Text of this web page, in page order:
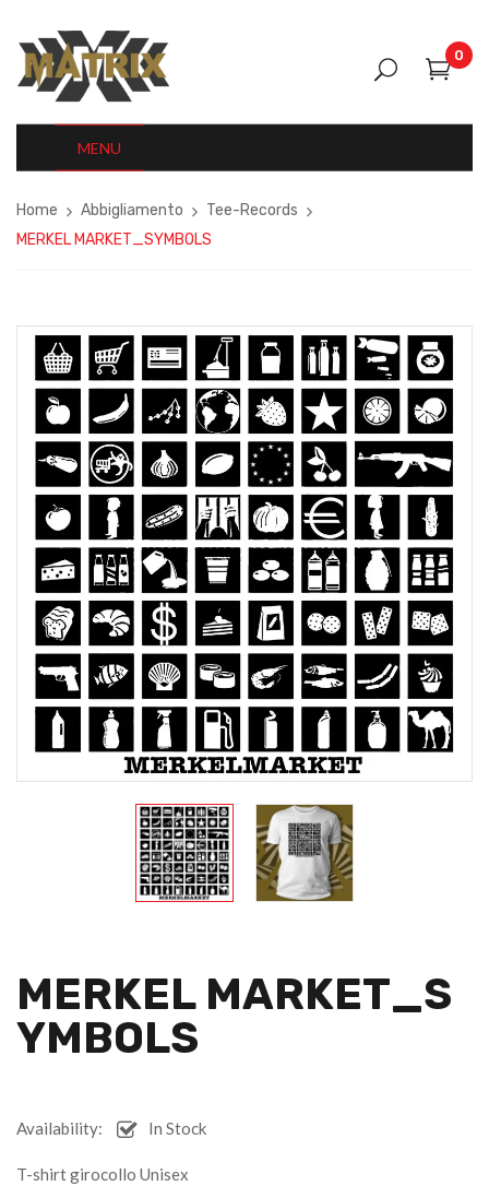
0
MENU
Home Abbigliamento
Tee-Records
MERKEL MARKET_SYMBOLS
MERKEL MARKET_S
YMBOLS
Availability: In Stock
T-shirt girocollo Unisex